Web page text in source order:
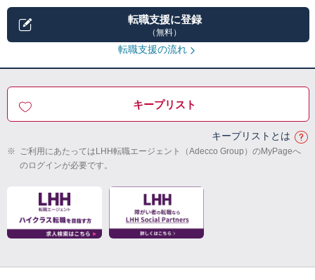
転職支援に登録
（無料）
転職支援の流れ
キープリスト
キープリストとは
※ ご利用にあたってはLHH転職エージェント（Adecco Group）のMyPageへ
のログインが必要です。